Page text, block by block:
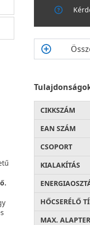
CIKKSZÁM
EAN SZÁM
CSOPORT
KIALAKÍTÁS
HŐCSERÉLŐ
MAX.